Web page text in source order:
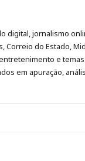
digital, jornalismo
do Estado,
e
em apuração,